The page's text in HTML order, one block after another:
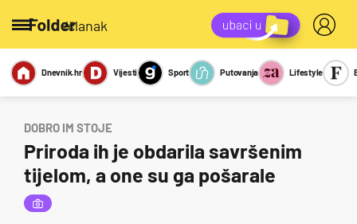
/članak
Miks Kviz
Report
Sexy
Dnevnik.hr Vijesti Sport Putovanja Lifestyle
DOBRO IM STOJE
Priroda ih je obdarila savršenim
tijelom, a one su ga pošarale